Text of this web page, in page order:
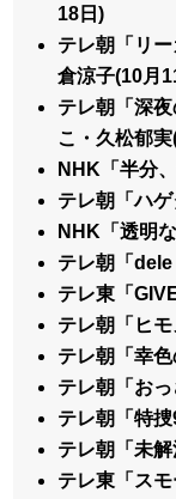
18日)
テレ朝「リ
倉涼子(10月
テレ朝「深
こ・久松郁
NHK「半分
テレ朝「ハ
NHK「透明
テレ朝「
テレ東「
テレ朝「ヒ
テレ朝「幸
テレ朝「お
テレ朝「特
テレ朝「未
テレ東「ス